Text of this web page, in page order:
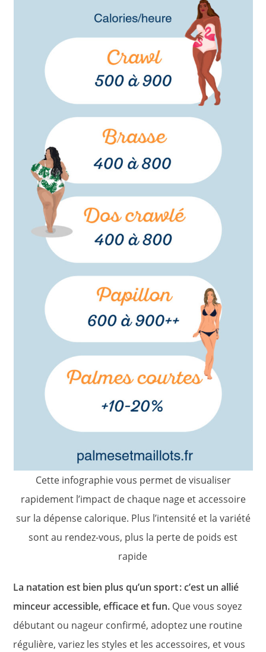
Cette infographie vous permet de visualiser
rapidement l’impact de chaque nage et accessoire
sur la dépense calorique. Plus l’intensité et la variété
sont au rendez-vous, plus la perte de poids est
rapide
La natation est bien plus qu’un sport : c’est un allié
minceur accessible, efficace et fun. Que vous soyez
débutant ou nageur confirmé, adoptez une routine
régulière, variez les styles et les accessoires, et vous